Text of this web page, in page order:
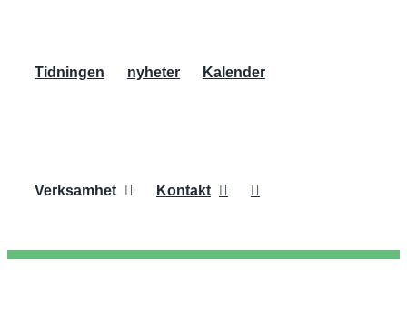
Tidningen nyheter Kalender
Verksamhet Kontakt